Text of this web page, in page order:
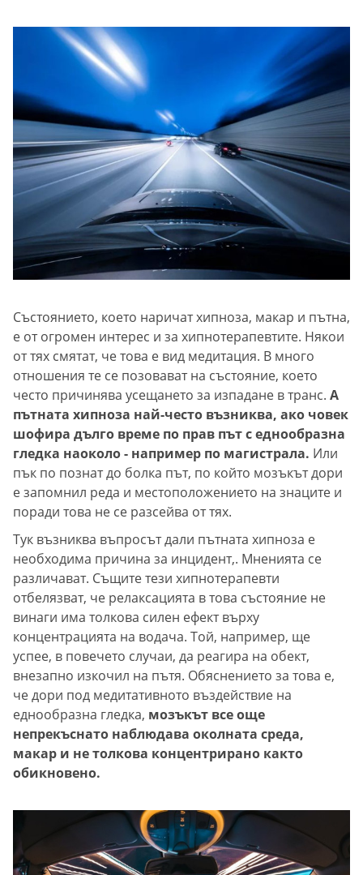
Състоянието, което наричат хипноза, макар и пътна,
е от огромен интерес и за хипнотерапевтите. Някои
от тях смятат, че това е вид медитация. В много
отношения те се позовават на състояние, което
често причинява усещането за изпадане в транс. А
пътната хипноза най-често възниква, ако човек
шофира дълго време по прав път с еднообразна
гледка наоколо - например по магистрала. Или
пък по познат до болка път, по който мозъкът дори
е запомнил реда и местоположението на знаците и
поради това не се разсейва от тях.
Тук възниква въпросът дали пътната хипноза е
необходима причина за инцидент,. Мненията се
различават. Същите тези хипнотерапевти
отбелязват, че релаксацията в това състояние не
винаги има толкова силен ефект върху
концентрацията на водача. Той, например, ще
успее, в повечето случаи, да реагира на обект,
внезапно изкочил на пътя. Обяснението за това е,
че дори под медитативното въздействие на
еднообразна гледка, мозъкът все още
непрекъснато наблюдава околната среда,
макар и не толкова концентрирано както
обикновено.